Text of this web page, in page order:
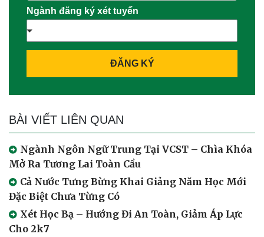
Ngành đăng ký xét tuyển
ĐĂNG KÝ
BÀI VIẾT LIÊN QUAN
Ngành Ngôn Ngữ Trung Tại VCST – Chìa Khóa
Mở Ra Tương Lai Toàn Cầu
Cả Nước Tưng Bừng Khai Giảng Năm Học Mới
Đặc Biệt Chưa Từng Có
Xét Học Bạ – Hướng Đi An Toàn, Giảm Áp Lực
Cho 2k7